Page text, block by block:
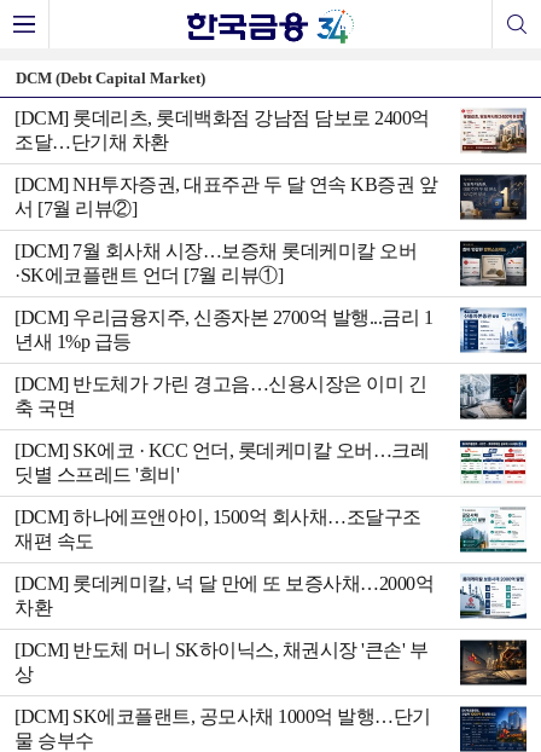
DCM (Debt Capital Market)
[DCM] 롯데리츠, 롯데백화점 강남점 담보로 2400억
조달…단기채 차환
[DCM] NH투자증권, 대표주관 두 달 연속 KB증권 앞
서 [7월 리뷰②]
[DCM] 7월 회사채 시장…보증채 롯데케미칼 오버
·SK에코플랜트 언더 [7월 리뷰①]
[DCM] 우리금융지주, 신종자본 2700억 발행...금리 1
년새 1%p 급등
[DCM] 반도체가 가린 경고음…신용시장은 이미 긴
축 국면
[DCM] SK에코 · KCC 언더, 롯데케미칼 오버…크레
딧별 스프레드 '희비'
[DCM] 하나에프앤아이, 1500억 회사채…조달구조
재편 속도
[DCM] 롯데케미칼, 넉 달 만에 또 보증사채…2000억
차환
[DCM] 반도체 머니 SK하이닉스, 채권시장 '큰손' 부
상
[DCM] SK에코플랜트, 공모사채 1000억 발행…단기
물 승부수